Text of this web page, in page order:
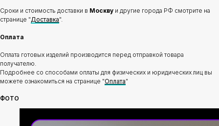
Сроки и стоимость доставки в Москву и другие города РФ смотрите на
странице "Доставка".
Оплата
Оплата готовых изделий производится перед отправкой товара
получателю.
Подробнее со способами оплаты для физических и юридических лиц вы
можете ознакомиться на странице "Оплата"
ФОТО